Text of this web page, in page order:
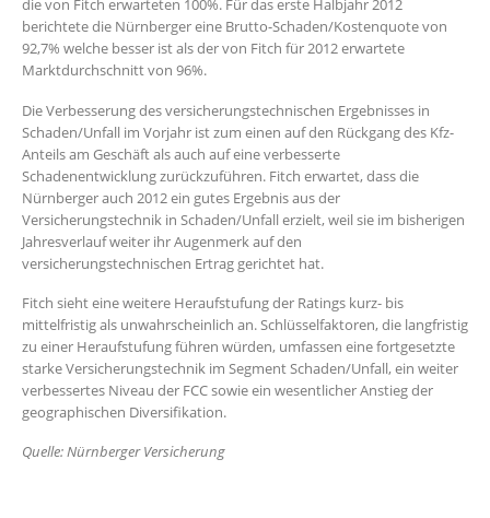
die von Fitch erwarteten 100%. Für das erste Halbjahr 2012
berichtete die Nürnberger eine Brutto-Schaden/Kostenquote von
92,7% welche besser ist als der von Fitch für 2012 erwartete
Marktdurchschnitt von 96%.
Die Verbesserung des versicherungstechnischen Ergebnisses in
Schaden/Unfall im Vorjahr ist zum einen auf den Rückgang des Kfz-
Anteils am Geschäft als auch auf eine verbesserte
Schadenentwicklung zurückzuführen. Fitch erwartet, dass die
Nürnberger auch 2012 ein gutes Ergebnis aus der
Versicherungstechnik in Schaden/Unfall erzielt, weil sie im bisherigen
Jahresverlauf weiter ihr Augenmerk auf den
versicherungstechnischen Ertrag gerichtet hat.
Fitch sieht eine weitere Heraufstufung der Ratings kurz- bis
mittelfristig als unwahrscheinlich an. Schlüsselfaktoren, die langfristig
zu einer Heraufstufung führen würden, umfassen eine fortgesetzte
starke Versicherungstechnik im Segment Schaden/Unfall, ein weiter
verbessertes Niveau der FCC sowie ein wesentlicher Anstieg der
geographischen Diversifikation.
Quelle: Nürnberger Versicherung